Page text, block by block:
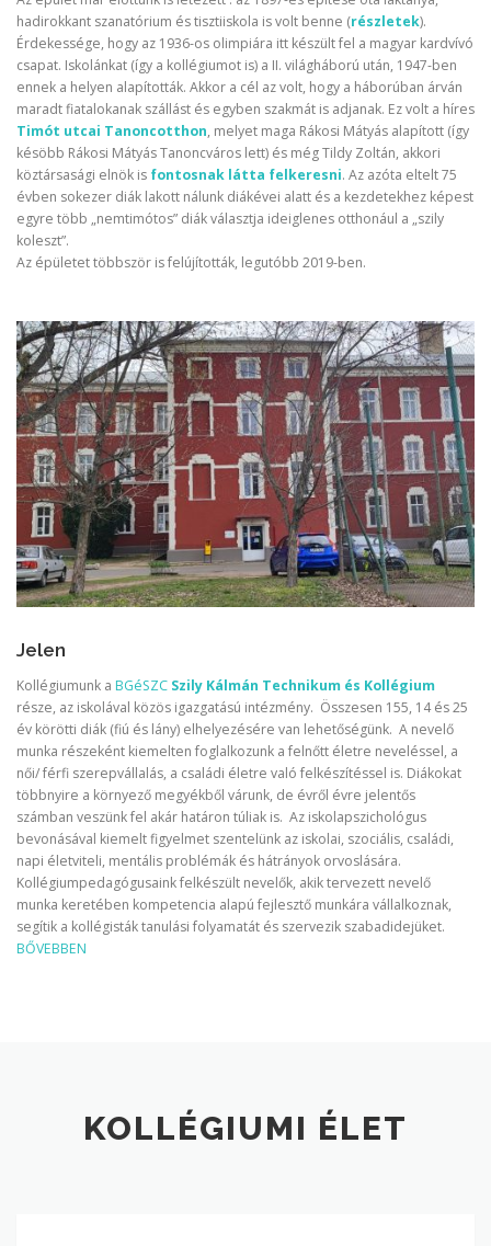
hadirokkant szanatórium és tisztiiskola is volt benne (részletek).
Érdekessége, hogy az 1936-os olimpiára itt készült fel a magyar kardvívó
csapat. Iskolánkat (így a kollégiumot is) a II. világháború után, 1947-ben
ennek a helyen alapították. Akkor a cél az volt, hogy a háborúban árván
maradt fiatalokanak szállást és egyben szakmát is adjanak. Ez volt a híres
Timót utcai Tanoncotthon, melyet maga Rákosi Mátyás alapított (így
késöbb Rákosi Mátyás Tanoncváros lett) és még Tildy Zoltán, akkori
köztársasági elnök is fontosnak látta felkeresni. Az azóta eltelt 75
évben sokezer diák lakott nálunk diákévei alatt és a kezdetekhez képest
egyre több „nemtimótos” diák választja ideiglenes otthonául a „szily
koleszt”.
Az épületet többször is felújították, legutóbb 2019-ben.
Jelen
Kollégiumunk a BGéSZC Szily Kálmán Technikum és Kollégium
része, az iskolával közös igazgatású intézmény. Összesen 155, 14 és 25
év körötti diák (fiú és lány) elhelyezésére van lehetőségünk. A nevelő
munka részeként kiemelten foglalkozunk a felnőtt életre neveléssel, a
női/ férfi szerepvállalás, a családi életre való felkészítéssel is. Diákokat
többnyire a környező megyékből várunk, de évről évre jelentős
számban veszünk fel akár határon túliak is. Az iskolapszichológus
bevonásával kiemelt figyelmet szentelünk az iskolai, szociális, családi,
napi életviteli, mentális problémák és hátrányok orvoslására.
Kollégiumpedagógusaink felkészült nevelők, akik tervezett nevelő
munka keretében kompetencia alapú fejlesztő munkára vállalkoznak,
segítik a kollégisták tanulási folyamatát és szervezik szabadidejüket.
BŐVEBBEN
KOLLÉGIUMI ÉLET